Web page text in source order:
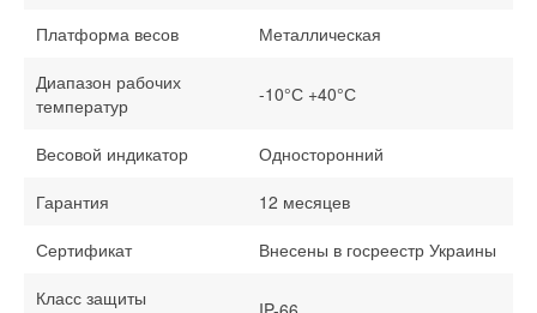
Платформа весов
Металлическая
Диапазон рабочих
температур
-10°С +40°С
Весовой индикатор
Односторонний
Гарантия
12 месяцев
Сертификат
Внесены в госреестр Украины
Класс защиты